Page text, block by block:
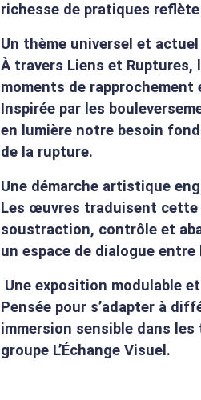
richesse de pratiques
Un thème universel et actuel
À travers Liens et
moments de
Inspirée par les
en lumière notre besoin
de la rupture.
Une démarche artistique
Les œuvres traduisent cette
soustraction, contrôle et
un espace de dialogue entre
Une exposition modulable
Pensée pour s’adapter à
immersion sensible dans
groupe L’Échange Visuel.